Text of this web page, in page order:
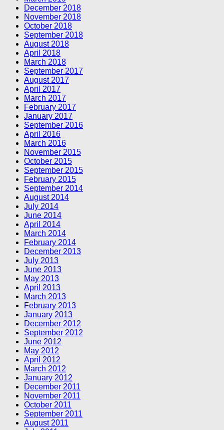
December 2018
November 2018
October 2018
September 2018
August 2018
April 2018
March 2018
September 2017
August 2017
April 2017
March 2017
February 2017
January 2017
September 2016
April 2016
March 2016
November 2015
October 2015
September 2015
February 2015
September 2014
August 2014
July 2014
June 2014
April 2014
March 2014
February 2014
December 2013
July 2013
June 2013
May 2013
April 2013
March 2013
February 2013
January 2013
December 2012
September 2012
June 2012
May 2012
April 2012
March 2012
January 2012
December 2011
November 2011
October 2011
September 2011
August 2011